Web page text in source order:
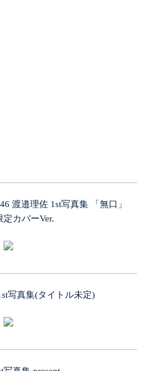
渡邉理佐 1st写真集 「無口」
定カバーVer.
写真集(タイトル未定)